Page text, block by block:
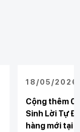
18/05/2026
Cộng thêm
Sinh Lời Tự
hàng mới tại